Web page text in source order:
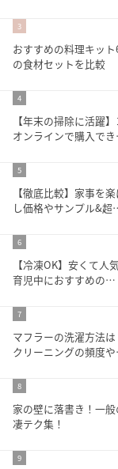
3
おすすめの料理キッ
の食材セットを比較
4
【年末の掃除に活躍
オンラインで購入で
5
【徹底比較】家事を
し価格やサンプル&
6
【冷凍OK】安くて人
育児中におすすめの…
7
マフラーの洗濯方法
クリーニングの頻度
8
家の壁に落書き！一
凄テク集！
9